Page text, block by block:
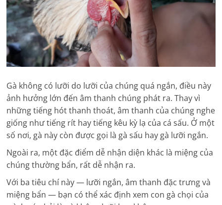
Gà không có lưỡi do lưỡi của chúng quá ngắn, điều này
ảnh hưởng lớn đến âm thanh chúng phát ra. Thay vì
những tiếng hót thanh thoát, âm thanh của chúng nghe
giống như tiếng rít hay tiếng kêu kỳ lạ của cá sấu. Ở một
số nơi, gà này còn được gọi là gà sấu hay gà lưỡi ngắn.
Ngoài ra, một đặc điểm dễ nhận diện khác là miệng của
chúng thường bẩn, rất dễ nhận ra.
Với ba tiêu chí này — lưỡi ngắn, âm thanh đặc trưng và
miệng bẩn — bạn có thể xác định xem con gà chọi của